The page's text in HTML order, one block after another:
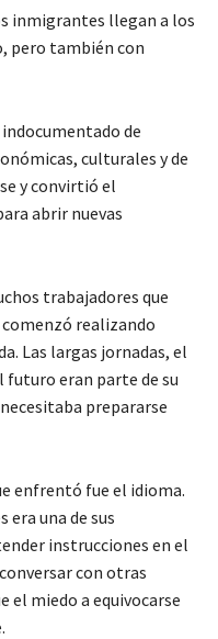
inmigrantes llegan a los
pero también con
de
culturales y de
y convirtió el
abrir nuevas
trabajadores que
realizando
Las largas jornadas, el
futuro eran parte de su
prepararse
enfrentó fue el idioma.
una de sus
instrucciones en el
con otras
el miedo a equivocarse